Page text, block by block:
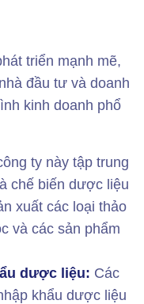
triển mạnh mẽ,
đầu tư và doanh
kinh doanh phổ
ty này tập trung
chế biến dược liệu
xuất các loại thảo
và các sản phẩm
dược liệu: Các
khẩu dược liệu